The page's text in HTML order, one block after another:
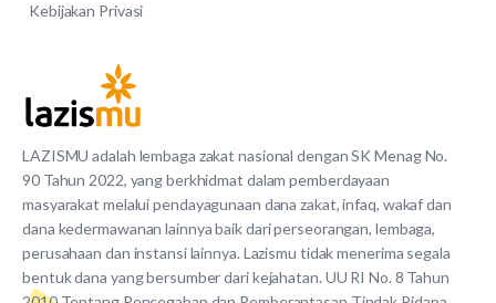
LAZISMU adalah lembaga zakat nasional dengan SK Menag No.
90 Tahun 2022, yang berkhidmat dalam pemberdayaan
masyarakat melalui pendayagunaan dana zakat, infaq, wakaf dan
dana kedermawanan lainnya baik dari perseorangan, lembaga,
perusahaan dan instansi lainnya. Lazismu tidak menerima segala
bentuk dana yang bersumber dari kejahatan. UU RI No. 8 Tahun
Kebijakan Privasi